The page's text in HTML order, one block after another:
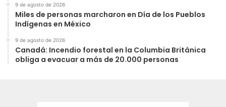
9 de agosto de 2026
Miles de personas marcharon en Día de los Pueblos
Indígenas en México
9 de agosto de 2026
Canadá: Incendio forestal en la Columbia Británica
obliga a evacuar a más de 20.000 personas